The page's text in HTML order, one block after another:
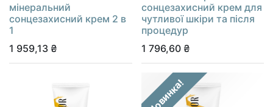
мінеральний
сонцезахисний крем 2 в
1
1 959,13 ₴
сонцезахисний крем для
чутливої шкіри та після
процедур
1 796,60₴
Новинка!